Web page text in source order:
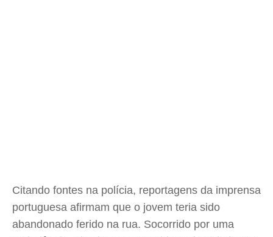
Citando fontes na polícia, reportagens da imprensa
portuguesa afirmam que o jovem teria sido
abandonado ferido na rua. Socorrido por uma